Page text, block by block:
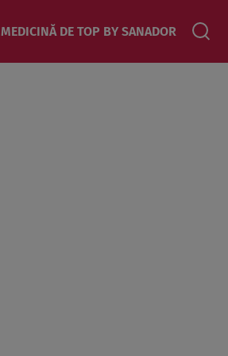
MEDICINĂ DE TOP BY SANADOR